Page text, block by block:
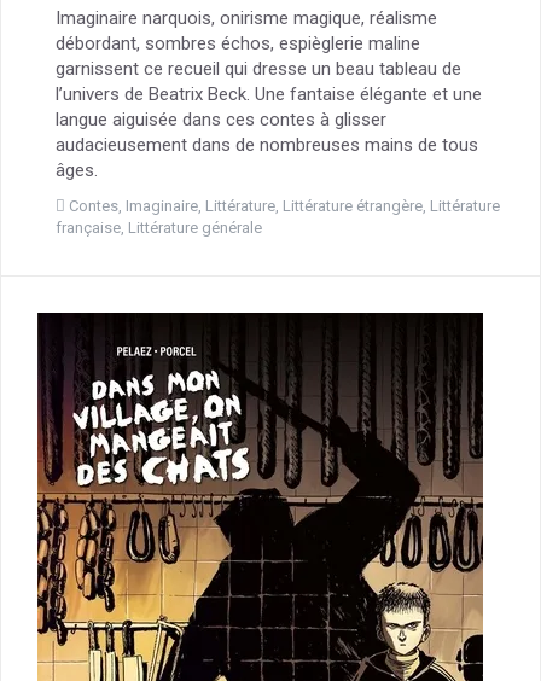
Imaginaire narquois, onirisme magique, réalisme
débordant, sombres échos, espièglerie maline
garnissent ce recueil qui dresse un beau tableau de
l’univers de Beatrix Beck. Une fantaise élégante et une
langue aiguisée dans ces contes à glisser
audacieusement dans de nombreuses mains de tous
âges.
Contes, Imaginaire, Littérature, Littérature étrangère, Littérature
française, Littérature générale